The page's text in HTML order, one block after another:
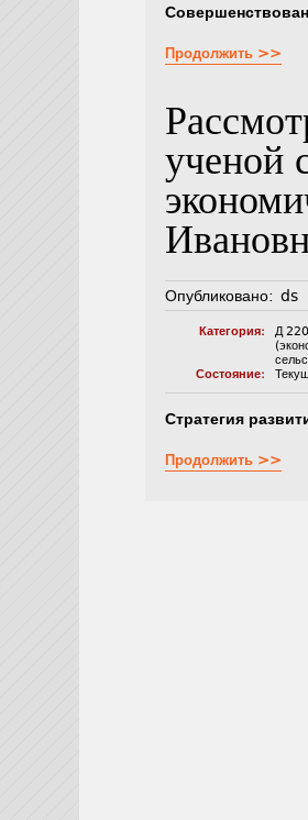
Продолжить >>
ученой
Опубликовано: ds
Категория: Д
Состояние:
Стратегия
Продолжить >>